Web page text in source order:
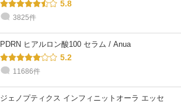
5.8
3825件
PDRN ヒアルロン酸100 セラム / Anua
5.2
11686件
ジェノプティクス インフィニットオーラ エッセ